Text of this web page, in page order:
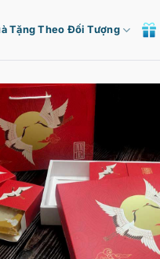
Tặng Theo Đối Tượng